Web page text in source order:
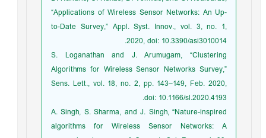
“Applications of Wireless Sensor Networks: An Up-
to-Date Survey,” Appl. Syst. Innov., vol. 3, no. 1,
2020, doi: 10.3390/asi3010014.
S. Loganathan and J. Arumugam, “Clustering
Algorithms for Wireless Sensor Networks Survey,”
Sens. Lett., vol. 18, no. 2, pp. 143–149, Feb. 2020,
doi: 10.1166/sl.2020.4193.
A. Singh, S. Sharma, and J. Singh, “Nature-inspired
algorithms for Wireless Sensor Networks: A